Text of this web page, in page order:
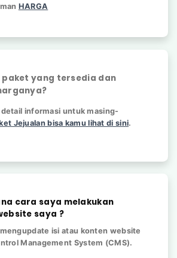
HARGA
paket yang tersedia dan
detail informasi untuk masing-
Jejualan bisa kamu lihat di sini.
cara saya melakukan
saya ?
isi atau konten website
Management System (CMS).